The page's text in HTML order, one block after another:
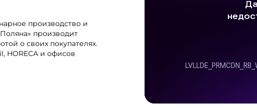
производство и
производит
о своих покупателях.
и офисов